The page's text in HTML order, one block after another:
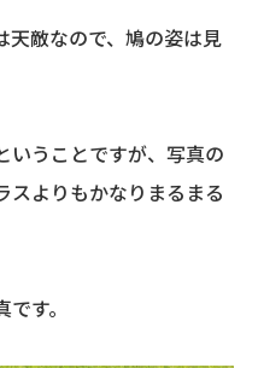
天敵なので、鳩の姿は見
いうことですが、写真の
スよりもかなりまるまる
す。